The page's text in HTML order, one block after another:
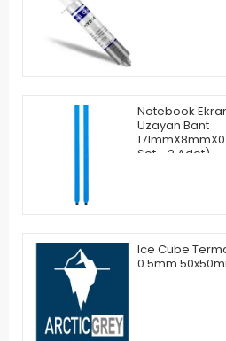
Notebook
Uzayan Bant
Set - 2 Adet)
Ice Cube
0.5mm